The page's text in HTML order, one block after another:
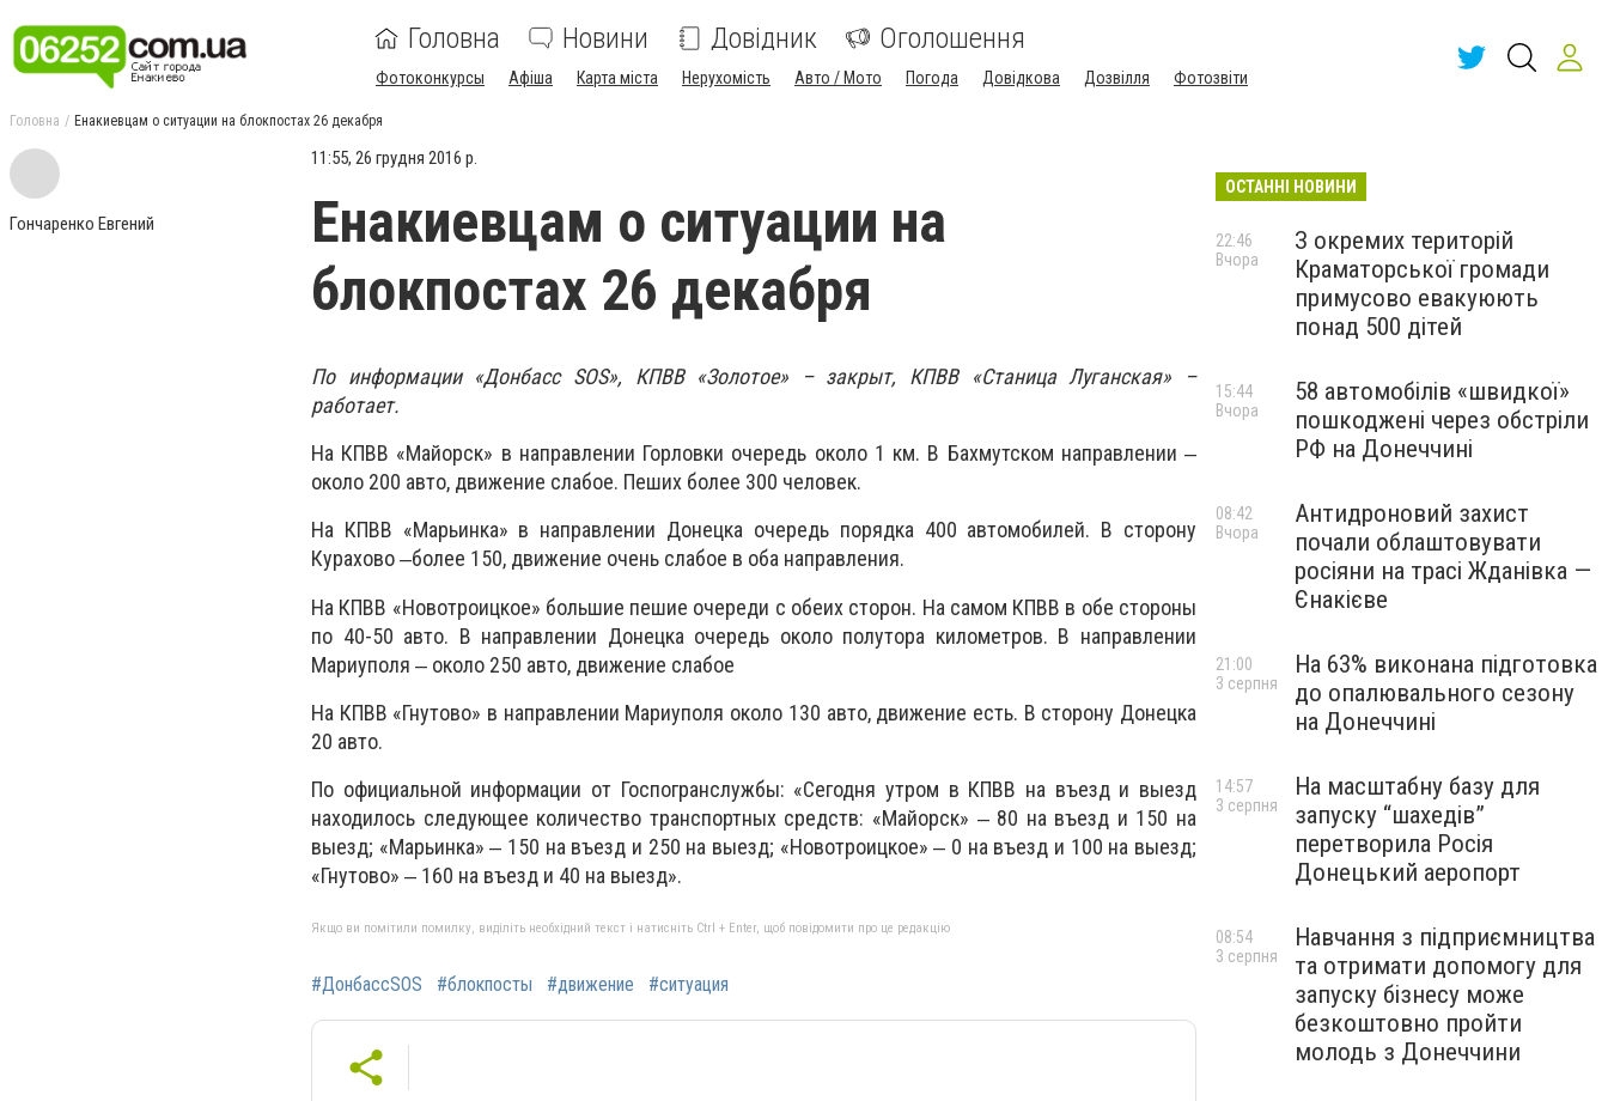
Головна Новини Довідник Оголошення
Фотоконкурсы Афіша Карта міста Нерухомість Авто / Мото Погода Довідкова Дозвілля Фотозвіти
Головна Енакиевцам о ситуации на блокпостах 26 декабря
Гончаренко Евгений
11:55, 26 грудня 2016 р.
Енакиевцам о ситуации на
блокпостах 26 декабря
По информации «Донбасс SOS», КПВВ «Золотое» – закрыт, КПВВ «Станица Луганская» –
работает.
На КПВВ «Майорск» в направлении Горловки очередь около 1 км. В Бахмутском направлении ‒
около 200 авто, движение слабое. Пеших более 300 человек.
На КПВВ «Марьинка» в направлении Донецка очередь порядка 400 автомобилей. В сторону
Курахово ‒более 150, движение очень слабое в оба направления.
На КПВВ «Новотроицкое» большие пешие очереди с обеих сторон. На самом КПВВ в обе стороны
по 40-50 авто. В направлении Донецка очередь около полутора километров. В направлении
Мариуполя ‒ около 250 авто, движение слабое
На КПВВ «Гнутово» в направлении Мариуполя около 130 авто, движение есть. В сторону Донецка
20 авто.
По официальной информации от Госпогранслужбы: «Сегодня утром в КПВВ на въезд и выезд
находилось следующее количество транспортных средств: «Майорск» ‒ 80 на въезд и 150 на
выезд; «Марьинка» ‒ 150 на въезд и 250 на выезд; «Новотроицкое» ‒ 0 на въезд и 100 на выезд;
«Гнутово» ‒ 160 на въезд и 40 на выезд».
Якщо ви помітили помилку, виділіть необхідний текст і натисніть Ctrl + Enter, щоб повідомити про це редакцію
#ДонбассSOS #блокпосты #движение #ситуация
ОСТАННІ НОВИНИ
З окремих територій
Краматорської громади
примусово евакуюють
понад 500 дітей
22:46
Вчора
58 автомобілів «швидкої»
пошкоджені через обстріли
РФ на Донеччині
15:44
Вчора
Антидроновий захист
почали облаштовувати
росіяни на трасі Жданівка —
Єнакієве
08:42
Вчора
На 63% виконана підготовка
до опалювального сезону
на Донеччині
21:00
3 серпня
На масштабну базу для
запуску “шахедів”
перетворила Росія
Донецький аеропорт
14:57
3 серпня
Навчання з підприємництва
та отримати допомогу для
запуску бізнесу може
безкоштовно пройти
молодь з Донеччини
08:54
3 серпня